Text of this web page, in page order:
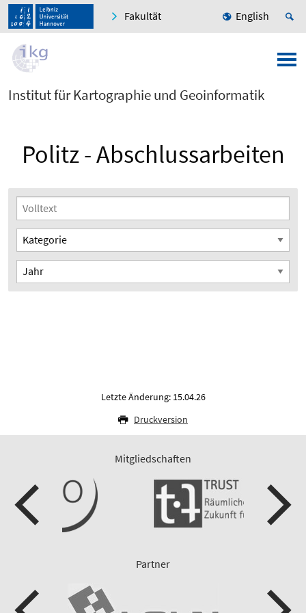
Fakultät English
Institut für Kartographie und Geoinformatik
Politz - Abschlussarbeiten
Letzte Änderung: 15.04.26
Druckversion
Mitgliedschaften
Partner